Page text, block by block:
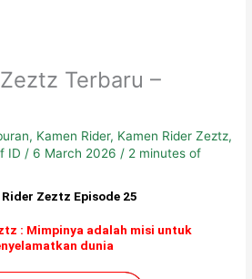
Terbaru –
, Kamen Rider, Kamen Rider Zeztz,
ID/6 March 2026/ 2 minutes of
Rider Zeztz Episode 25
: Mimpinya adalah misi untuk
dunia